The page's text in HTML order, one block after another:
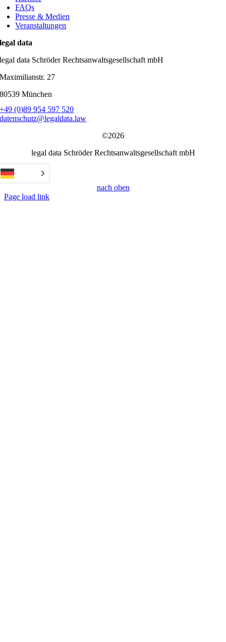
FAQs
Presse & Medien
Veranstaltungen
legal data
legal data Schröder Rechtsanwaltsgesellschaft mbH
Maximilianstr. 27
80539 München
+49 (0)89 954 597 520
datenschutz@legaldata.law
©2026
legal data Schröder Rechtsanwaltsgesellschaft mbH
nach oben
Page load link